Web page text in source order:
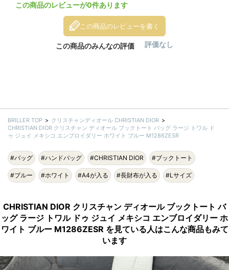
この商品のレビューが0件あります
この商品のレビューを書く
この商品のみんなの評価 評価なし
BRILLER TOP
クリスチャンディオール CHRISTIAN DIOR
CHRISTIAN DIOR クリスチャン ディオール ブックトート バッグ ラージ トワル ド
ゥ ジュイ メキシコ エンブロイダリー ホワイト ブルー M1286ZESR
#バッグ #ハンドバッグ #CHRISTIAN DIOR #ブックトート
#ブルー #ホワイト #A4が入る #長財布が入る #Lサイズ
CHRISTIAN DIOR クリスチャン ディオール ブックトート バ
ッグ ラージ トワル ドゥ ジュイ メキシコ エンブロイダリー ホ
ワイト ブルー M1286ZESR を見ている人はこんな商品もみて
います